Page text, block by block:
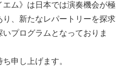
エム》は日本では演奏機会が極
、新たなレパートリーを探求
プログラムとなっておりま
申し上げます。